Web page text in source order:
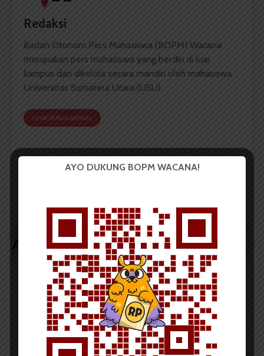
Redaksi
Badan Otonom Pers Mahasiswa (BOPM) Wacana
merupakan pers mahasiswa yang berdiri di luar
kampus dan dikelola secara mandiri oleh mahasiswa
Universitas Sumatera Utara (USU).
LIHAT SEMUA ARTIKEL
Ikut KMHE 2016, Tim
Rektor USU Sanggah
Artikel terkait lain
BERITA KAMPUS
BPDP Sosialisasikan Lomba Riset
Mahasiswa 2026, Dorong Inovasi
Penelitian dalam Sektor
AYO DUKUNG BOPM WACANA!